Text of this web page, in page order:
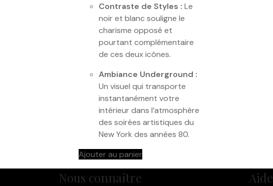
Contraste de Styles : Le
noir et blanc souligne le
charisme opposé et
pourtant complémentaire
de ces deux icônes.
Ambiance Underground :
Un visuel qui transporte
instantanément votre
intérieur dans l’atmosphère
des soirées artistiques du
New York des années 80.
Ajouter au panier
Nous connaître Aide